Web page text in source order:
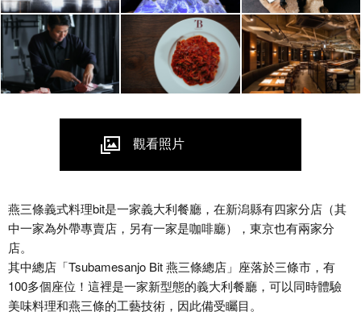
觀看照片
燕三條義式料理bit是一家義大利餐廳，在新潟縣有四家分店（其
中一家為外帶專賣店，另有一家是咖啡廳），東京也有兩家分
店。
其中總店「Tsubamesanjo Bit 燕三條總店」座落於三條市，有
100多個座位！這裡是一家新型態的義大利餐廳，可以同時體驗
美味料理和燕三條的工藝技術，因此備受矚目。